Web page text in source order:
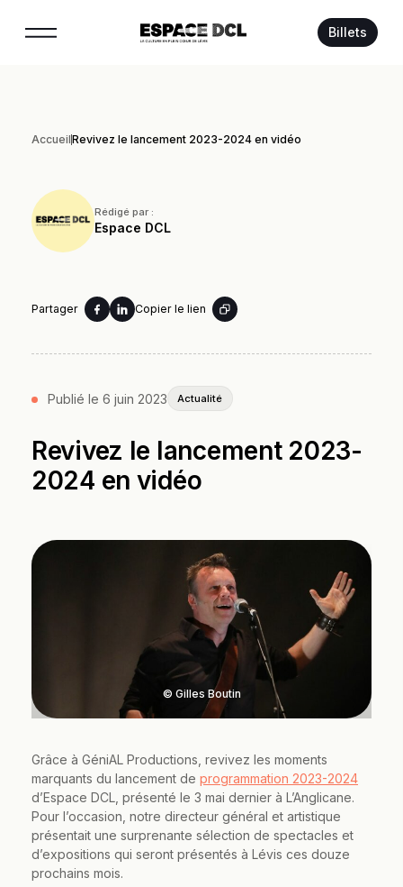
Billets
AccueilRevivez le lancement 2023-2024 en vidéo
Rédigé par :
Espace DCL
Partager Copier le lien
Publié le 6 juin 2023 Actualité
Revivez le lancement 2023-
2024 en vidéo
© Gilles Boutin
Grâce à GéniAL Productions, revivez les moments
marquants du lancement de programmation 2023-2024
d’Espace DCL, présenté le 3 mai dernier à L’Anglicane.
Pour l’occasion, notre directeur général et artistique
présentait une surprenante sélection de spectacles et
d’expositions qui seront présentés à Lévis ces douze
prochains mois.